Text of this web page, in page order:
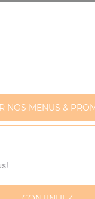
hachée, oeuf
NOS MENUS &